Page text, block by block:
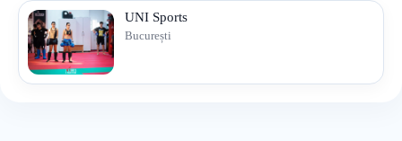
UNI Sports
București